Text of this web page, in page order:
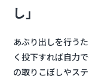
し」
あぶり出しを行う
く投下すれば自力
の取りこぼしやス